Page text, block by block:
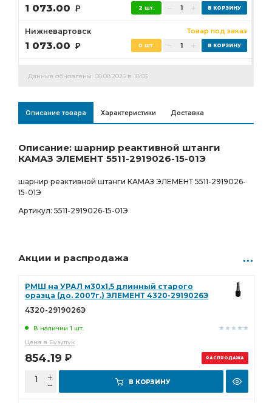
1 073.00 Р 2 шт.
Нижневартовск Товар под заказ
1 073.00 Р 0 шт.
Ростов-на-Дону
1 048.00 Р 0 шт.
Данные обновлены: 08.08.2026 в 18:03
Описание товара Характеристики Доставка
Описание: шарнир реактивной штанги
КАМАЗ ЭЛЕМЕНТ 5511-2919026-15-01Э
шарнир реактивной штанги КАМАЗ ЭЛЕМЕНТ 5511-2919026-
15-01Э
Артикул: 5511-2919026-15-01Э
Акции и распродажа
РАСПРОДАЖА
РМШ на УРАЛ м30х1,5 длинный старого
оразца (до. 2007г.) ЭЛЕМЕНТ 4320-2919026Э
4320-2919026Э
В наличии 1 шт.
Цена в Бузулук
854.19 Р
В КОРЗИНУ